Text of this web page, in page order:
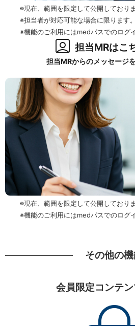
※現在、範囲を限定して公開しておりま
※担当者が対応可能な場合に限ります。
※機能のご利用にはmedパスでのログ
担当MRはこ
担当MRからのメッセージ
※現在、範囲を限定して公開しておりま
※機能のご利用にはmedパスでのログ
その他の
会員限定コンテ